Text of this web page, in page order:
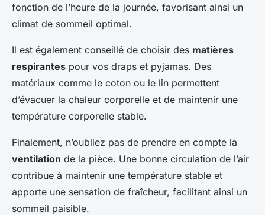
fonction de l’heure de la journée, favorisant ainsi un
climat de sommeil optimal.
Il est également conseillé de choisir des matières
respirantes pour vos draps et pyjamas. Des
matériaux comme le coton ou le lin permettent
d’évacuer la chaleur corporelle et de maintenir une
température corporelle stable.
Finalement, n’oubliez pas de prendre en compte la
ventilation de la pièce. Une bonne circulation de l’air
contribue à maintenir une température stable et
apporte une sensation de fraîcheur, facilitant ainsi un
sommeil paisible.